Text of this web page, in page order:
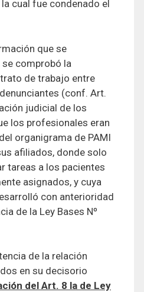
cual fue condenado el
que se
comprobó la
de trabajo entre
(conf. Art.
judicial de los
los profesionales eran
organigrama de PAMI
afiliados, donde solo
tareas a los pacientes
asignados, y cuya
con anterioridad
de la Ley Bases Nº
de la relación
en su decisorio
del Art. 8 la de Ley